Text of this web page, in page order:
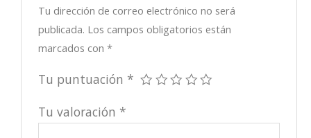
Tu dirección de correo electrónico no será
publicada. Los campos obligatorios están
marcados con*
Tu puntuación *
Tu valoración *